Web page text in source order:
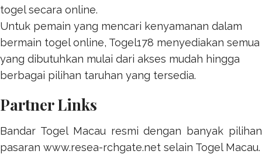
togel secara online.
Untuk pemain yang mencari kenyamanan dalam
bermain togel online, Togel178 menyediakan semua
yang dibutuhkan mulai dari akses mudah hingga
berbagai pilihan taruhan yang tersedia.
Partner Links
Bandar Togel Macau resmi dengan banyak pilihan
pasaran www.resea-rchgate.net selain Togel Macau.